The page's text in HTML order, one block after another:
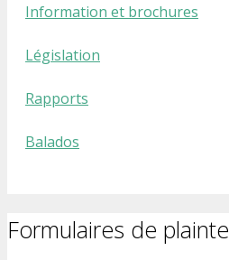
Information et brochures
Législation
Rapports
Balados
Formulaires de plainte